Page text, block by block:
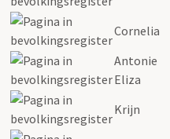
Cornelia
Antonie
Eliza
Krijn